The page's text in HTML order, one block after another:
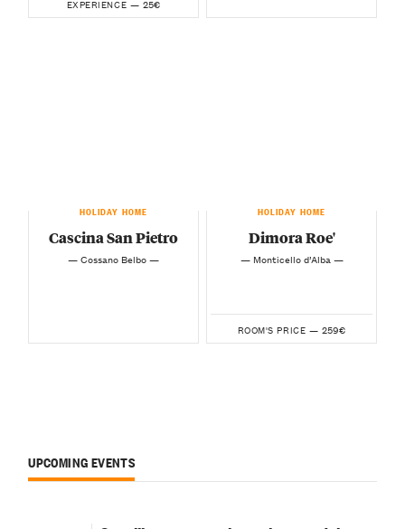
EXPERIENCE — 25€
HOLIDAY HOME
Cascina San Pietro
— Cossano Belbo —
HOLIDAY HOME
Dimora Roe'
— Monticello d’Alba —
ROOM'S PRICE — 259€
UPCOMING EVENTS